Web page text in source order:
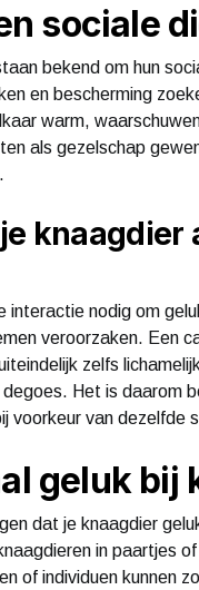
sociale
bekend om hun
en bescherming
warm,
als gezelschap
knaagdier
interactie nodig om
veroorzaken. Een
zelfs
Het is daarom
voorkeur van dezelfde
geluk bij
dat je knaagdier
in paartjes
of individuen kunnen